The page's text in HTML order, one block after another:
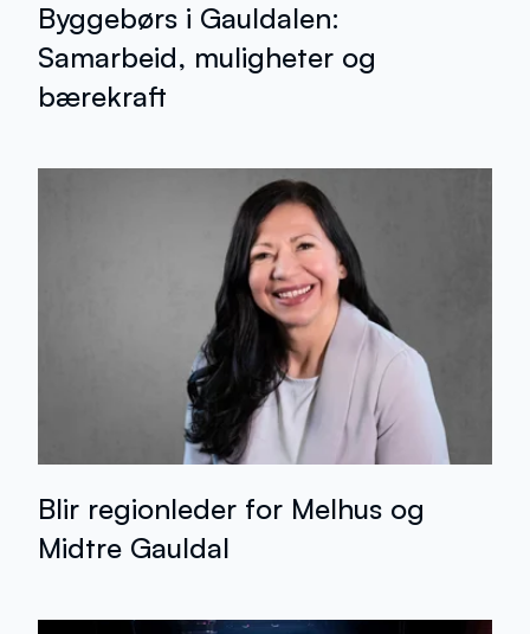
Byggebørs i Gauldalen:
Samarbeid, muligheter og
bærekraft
Blir regionleder for Melhus og
Midtre Gauldal